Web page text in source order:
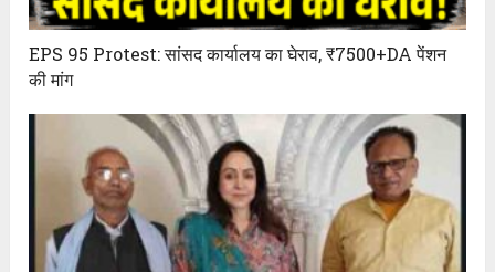
EPS 95 Protest: सांसद कार्यालय का घेराव, ₹7500+DA पेंशन
की मांग